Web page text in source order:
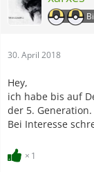
30. April 2018
Hey,
ich habe bis auf
der 5.
Bei Interesse
1